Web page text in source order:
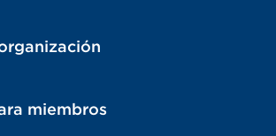
miembros